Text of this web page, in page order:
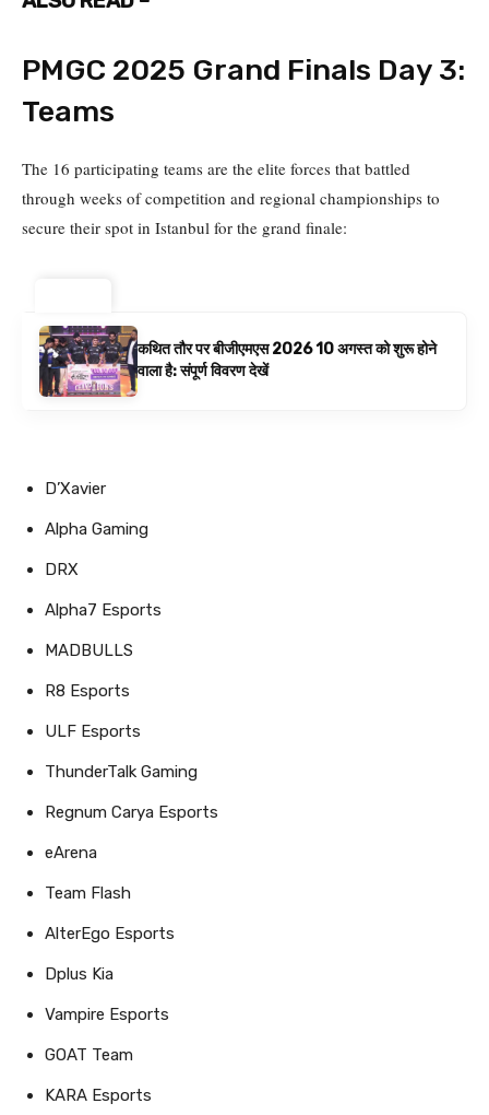
PMGC 2025 Grand Finals Day 3:
Teams
The 16 participating teams are the elite forces that battled
through weeks of competition and regional championships to
secure their spot in Istanbul for the grand finale:
कथित तौर पर बीजीएमएस 2026 10 अगस्त को शुरू होने
वाला है: संपूर्ण विवरण देखें
D’Xavier
Alpha Gaming
DRX
Alpha7 Esports
MADBULLS
R8 Esports
ULF Esports
ThunderTalk Gaming
Regnum Carya Esports
eArena
Team Flash
AlterEgo Esports
Dplus Kia
Vampire Esports
GOAT Team
KARA Esports